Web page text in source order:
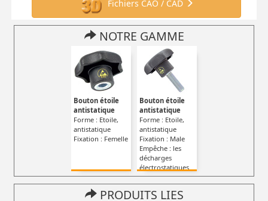
Fichiers CAO / CAD
NOTRE GAMME
Bouton étoile
antistatique
Forme : Etoile,
antistatique
Fixation : Femelle
Bouton étoile
antistatique
Forme : Etoile,
antistatique
Fixation : Male
Empêche : les
décharges
électrostatiques
PRODUITS LIES